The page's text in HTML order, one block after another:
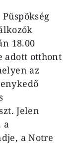
18.00
adott otthont
az
Jelen
a
a Notre